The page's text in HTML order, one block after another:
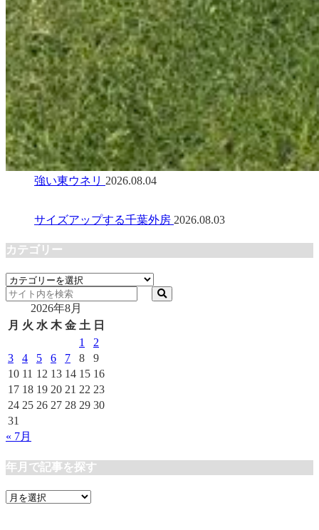
強い東ウネリ 2026.08.04
サイズアップする千葉外房 2026.08.03
カテゴリー
カ
テ
リ
2026年8月
月 火 水 木 金 土 日
1
2
3
4 5 6 7 8
9
10 11 12 13 14 15 16
17 18 19 20 21 22 23
24 25 26 27 28 29 30
31
« 7月
年月で記事を探す
年